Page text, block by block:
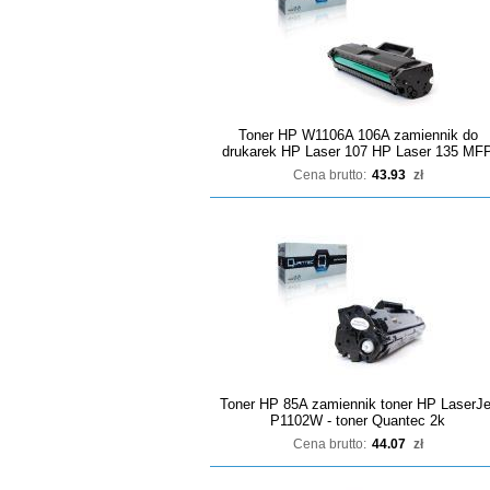
Toner HP W1106A 106A zamiennik do
drukarek HP Laser 107 HP Laser 135
Cena brutto: 43.93 zł
Toner HP 85A zamiennik toner HP
P1102W - toner Quantec 2k
Cena brutto: 44.07 zł